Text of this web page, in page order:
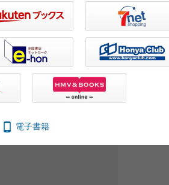
孤高の血族
電子書籍